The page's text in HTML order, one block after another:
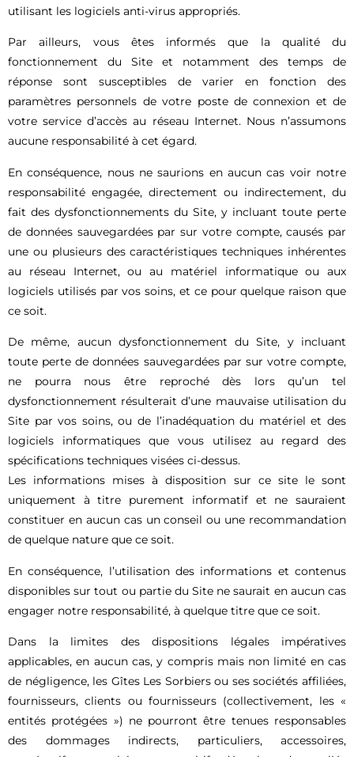
utilisant les logiciels anti-virus appropriés.
Par ailleurs, vous êtes informés que la qualité du
fonctionnement du Site et notamment des temps de
réponse sont susceptibles de varier en fonction des
paramètres personnels de votre poste de connexion et de
votre service d’accès au réseau Internet. Nous n’assumons
aucune responsabilité à cet égard.
En conséquence, nous ne saurions en aucun cas voir notre
responsabilité engagée, directement ou indirectement, du
fait des dysfonctionnements du Site, y incluant toute perte
de données sauvegardées par sur votre compte, causés par
une ou plusieurs des caractéristiques techniques inhérentes
au réseau Internet, ou au matériel informatique ou aux
logiciels utilisés par vos soins, et ce pour quelque raison que
ce soit.
De même, aucun dysfonctionnement du Site, y incluant
toute perte de données sauvegardées par sur votre compte,
ne pourra nous être reproché dès lors qu’un tel
dysfonctionnement résulterait d’une mauvaise utilisation du
Site par vos soins, ou de l’inadéquation du matériel et des
logiciels informatiques que vous utilisez au regard des
spécifications techniques visées ci-dessus.
Les informations mises à disposition sur ce site le sont
uniquement à titre purement informatif et ne sauraient
constituer en aucun cas un conseil ou une recommandation
de quelque nature que ce soit.
En conséquence, l’utilisation des informations et contenus
disponibles sur tout ou partie du Site ne saurait en aucun cas
engager notre responsabilité, à quelque titre que ce soit.
Dans la limites des dispositions légales impératives
applicables, en aucun cas, y compris mais non limité en cas
de négligence, les Gîtes Les Sorbiers ou ses sociétés affiliées,
fournisseurs, clients ou fournisseurs (collectivement, les «
entités protégées ») ne pourront être tenues responsables
des dommages indirects, particuliers, accessoires,